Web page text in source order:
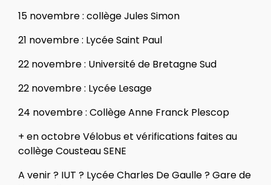
15 novembre : collège Jules Simon
21 novembre : Lycée Saint Paul
22 novembre : Université de Bretagne Sud
22 novembre : Lycée Lesage
24 novembre : Collège Anne Franck Plescop
+ en octobre Vélobus et vérifications faites au
collège Cousteau SENE
A venir ? IUT ? Lycée Charles De Gaulle ? Gare de